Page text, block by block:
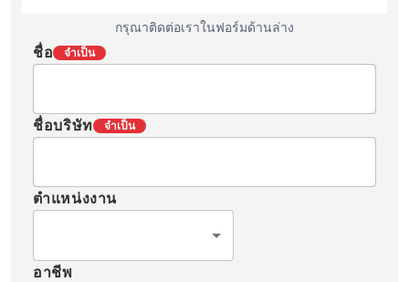
กรุณาติดต่อเราในฟอร์มด้านล่าง
ชื่อ จำเป็น
ชื่อบริษัท จำเป็น
ตำแหน่งงาน
อาชีพ